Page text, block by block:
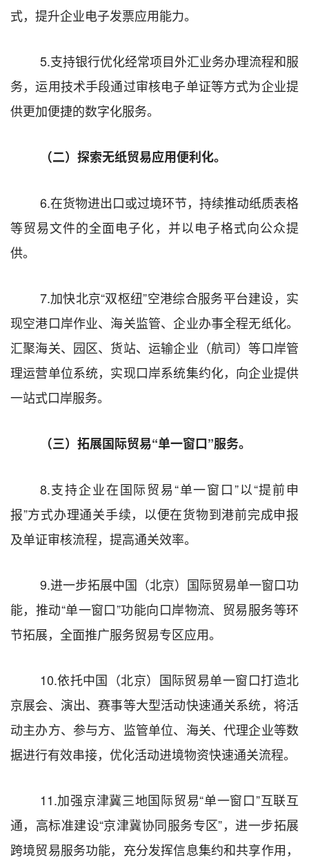
式，提升企业电子发票应用能力。
5.支持银行优化经常项目外汇业务办理流程和服
务，运用技术手段通过审核电子单证等方式为企业提
供更加便捷的数字化服务。
（二）探索无纸贸易应用便利化。
6.在货物进出口或过境环节，持续推动纸质表格
等贸易文件的全面电子化，并以电子格式向公众提
供。
7.加快北京“双枢纽”空港综合服务平台建设，实
现空港口岸作业、海关监管、企业办事全程无纸化。
汇聚海关、园区、货站、运输企业（航司）等口岸管
理运营单位系统，实现口岸系统集约化，向企业提供
一站式口岸服务。
（三）拓展国际贸易“单一窗口”服务。
8.支持企业在国际贸易“单一窗口”以“提前申
报”方式办理通关手续，以便在货物到港前完成申报
及单证审核流程，提高通关效率。
9.进一步拓展中国（北京）国际贸易单一窗口功
能，推动“单一窗口”功能向口岸物流、贸易服务等环
节拓展，全面推广服务贸易专区应用。
10.依托中国（北京）国际贸易单一窗口打造北
京展会、演出、赛事等大型活动快速通关系统，将活
动主办方、参与方、监管单位、海关、代理企业等数
据进行有效串接，优化活动进境物资快速通关流程。
11.加强京津冀三地国际贸易“单一窗口”互联互
通，高标准建设“京津冀协同服务专区”，进一步拓展
跨境贸易服务功能，充分发挥信息集约和共享作用，